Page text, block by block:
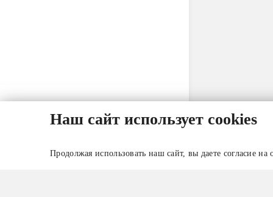
Наш сайт использует cookies
Продолжая использовать наш сайт, вы даете согласие